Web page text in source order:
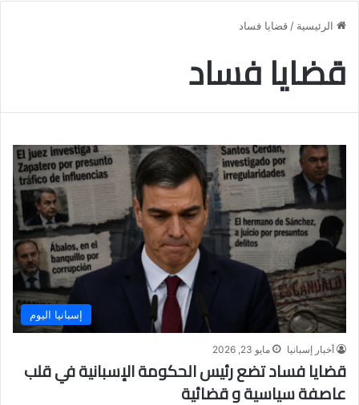
الرئيسية / قضايا فساد
قضايا فساد
إسبانيا اليوم
أخبار إسبانيا مايو 23, 2026
قضايا فساد تضع رئيس الحكومة الإسبانية في قلب
عاصفة سياسية و قضائية